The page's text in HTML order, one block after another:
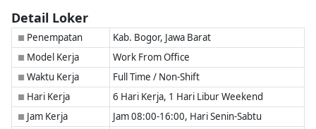
Detail Loker
■ Penempatan Kab. Bogor, Jawa Barat
■ Model Kerja Work From Office
■ Waktu Kerja Full Time / Non-Shift
■ Hari Kerja 6 Hari Kerja, 1 Hari Libur Weekend
■ Jam Kerja Jam 08:00-16:00, Hari Senin-Sabtu